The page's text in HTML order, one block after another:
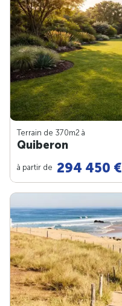
Terrain de 370m2 à
Quiberon
à partir de 294 450 €